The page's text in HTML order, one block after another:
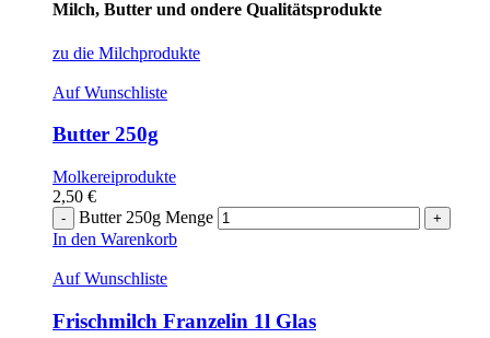
Milch, Butter und ondere Qualitätsprodukte
zu die Milchprodukte
Auf Wunschliste
Butter 250g
Molkereiprodukte
2,50 €
Butter 250g Menge
In den Warenkorb
Auf Wunschliste
Frischmilch Franzelin 1l Glas